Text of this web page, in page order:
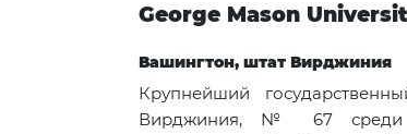
George Mason
Вашингтон, штат Вирджиния
Крупнейший
Вирджиния, № 67 среди